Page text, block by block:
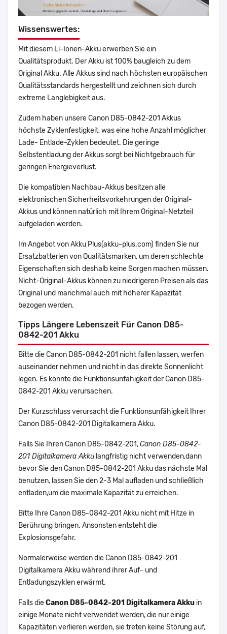
Wissenswertes:
Mit diesem Li-Ionen-Akku erwerben Sie ein
Qualitätsprodukt. Der Akku ist 100% baugleich zu dem
Original Akku. Alle Akkus sind nach höchsten europäischen
Qualitätsstandards hergestellt und zeichnen sich durch
extreme Langlebigkeit aus.
Zudem haben unsere Canon D85-0842-201 Akkus
höchste Zyklenfestigkeit, was eine hohe Anzahl möglicher
Lade- Entlade-Zyklen bedeutet. Die geringe
Selbstentladung der Akkus sorgt bei Nichtgebrauch für
geringen Energieverlust.
Die kompatiblen Nachbau-Akkus besitzen alle
elektronischen Sicherheitsvorkehrungen der Original-
Akkus und können natürlich mit Ihrem Original-Netzteil
aufgeladen werden.
Im Angebot von Akku Plus(akku-plus.com) finden Sie nur
Ersatzbatterien von Qualitätsmarken, um deren schlechte
Eigenschaften sich deshalb keine Sorgen machen müssen.
Nicht-Original-Akkus können zu niedrigeren Preisen als das
Original und manchmal auch mit höherer Kapazität
bezogen werden.
Tipps Längere Lebenszeit Für Canon D85-
0842-201 Akku
Bitte die Canon D85-0842-201 nicht fallen lassen, werfen
auseinander nehmen und nicht in das direkte Sonnenlicht
legen. Es könnte die Funktionsunfähigkeit der Canon D85-
0842-201 Akku verursachen.
Der Kurzschluss verursacht die Funktionsunfähigkeit Ihrer
Canon D85-0842-201 Digitalkamera Akku.
Falls Sie Ihren Canon D85-0842-201,Canon D85-0842-
201 Digitalkamera Akku langfristig nicht verwenden,dann
bevor Sie den Canon D85-0842-201 Akku das nächste Mal
benutzen, lassen Sie den 2-3 Mal aufladen und schließlich
entladen,um die maximale Kapazität zu erreichen.
Bitte Ihre Canon D85-0842-201 Akku nicht mit Hitze in
Berührung bringen. Ansonsten entsteht die
Explosionsgefahr.
Normalerweise werden die Canon D85-0842-201
Digitalkamera Akku während ihrer Auf- und
Entladungszyklen erwärmt.
Falls dieCanon D85-0842-201 Digitalkamera Akku in
einige Monate nicht verwendet werden, die nur einige
Kapazitäten verlieren werden, sie treten keine Störung auf,